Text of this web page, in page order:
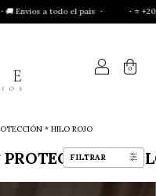
el país ・ ・⭐ +2000 clientes
0
* HILO ROJO
*
FILTRAR